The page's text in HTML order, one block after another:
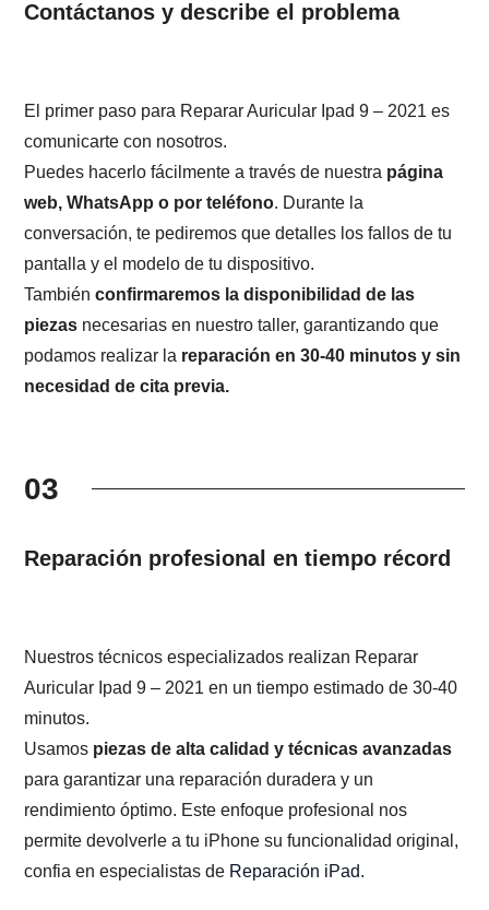
Contáctanos y describe el problema
El primer paso para Reparar Auricular Ipad 9 – 2021 es
comunicarte con nosotros.
Puedes hacerlo fácilmente a través de nuestra página
web, WhatsApp o por teléfono. Durante la
conversación, te pediremos que detalles los fallos de tu
pantalla y el modelo de tu dispositivo.
Tambiénconfirmaremos la disponibilidad de las
piezas necesarias en nuestro taller, garantizando que
podamos realizar la reparación en 30-40 minutos y sin
necesidad de cita previa.
03
Reparación profesional en tiempo récord
Nuestros técnicos especializados realizan Reparar
Auricular Ipad 9 – 2021 en un tiempo estimado de 30-40
minutos.
Usamos piezas de alta calidad y técnicas avanzadas
para garantizar una reparación duradera y un
rendimiento óptimo. Este enfoque profesional nos
permite devolverle a tu iPhone su funcionalidad original,
confia en especialistas de Reparación iPad.